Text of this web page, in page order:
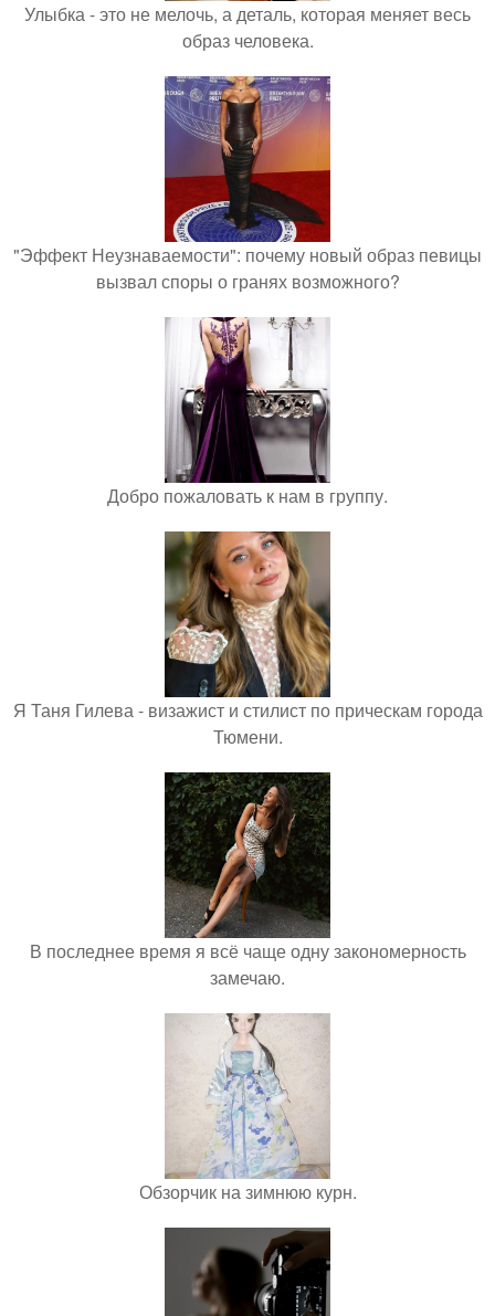
Улыбка - это не мелочь, а деталь, которая меняет весь
образ человека.
"Эффект Неузнаваемости": почему новый образ певицы
вызвал споры о гранях возможного?
Добро пожаловать к нам в группу.
Я Таня Гилева - визажист и стилист по прическам города
Тюмени.
В последнее время я всё чаще одну закономерность
замечаю.
Обзорчик на зимнюю курн.